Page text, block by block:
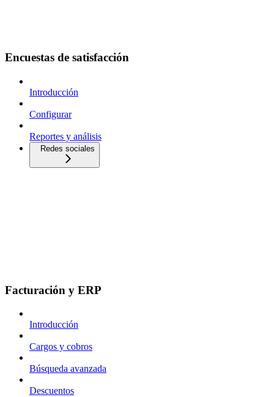
Encuestas de satisfacción
Introducción
Configurar
Reportes y análisis
Redes sociales
Facturación y ERP
Introducción
Cargos y cobros
Búsqueda avanzada
Descuentos